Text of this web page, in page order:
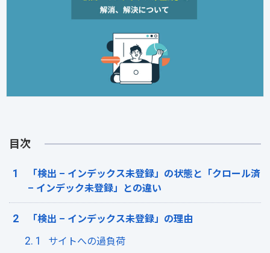
目次
「検出 – インデックス未登録」の状態と「クロール済
– インデック未登録」との違い
「検出 – インデックス未登録」の理由
サイトへの過負荷